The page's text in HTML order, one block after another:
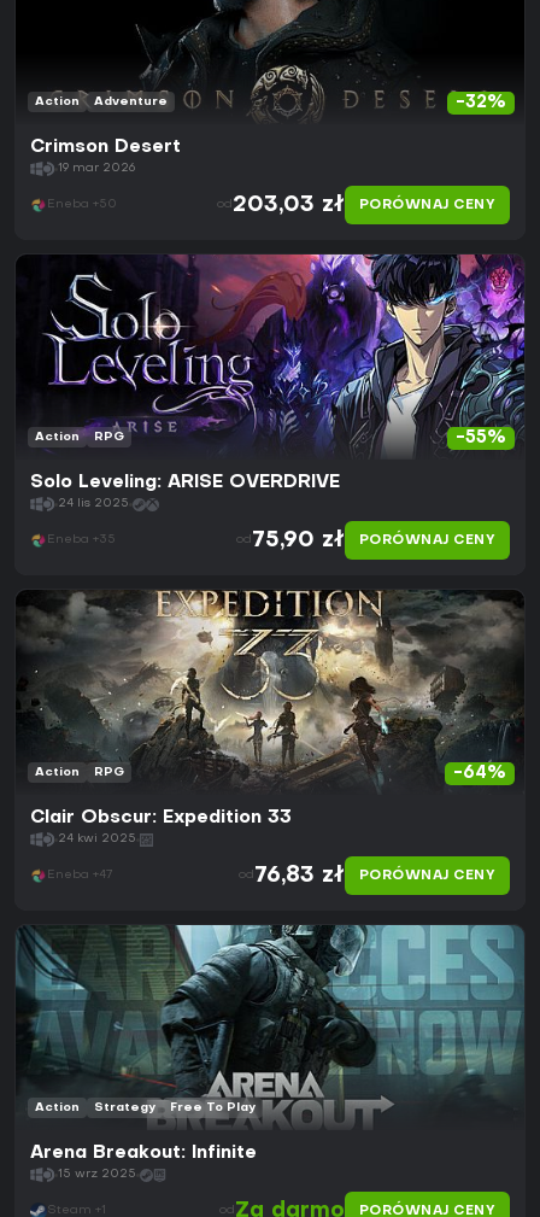
-32%
Action Adventure
Crimson Desert
19 mar 2026
Eneba +50 od 203,03 zł PORÓWNAJ CENY
-55%
Action RPG
Solo Leveling: ARISE OVERDRIVE
24 lis 2025
Eneba +35 od 75,90 zł PORÓWNAJ CENY
-64%
Action RPG
Clair Obscur: Expedition 33
24 kwi 2025
Eneba +47 od 76,83 zł PORÓWNAJ CENY
Action Strategy Free To Play
Arena Breakout: Infinite
15 wrz 2025
Steam +1 od Za darmo PORÓWNAJ CENY